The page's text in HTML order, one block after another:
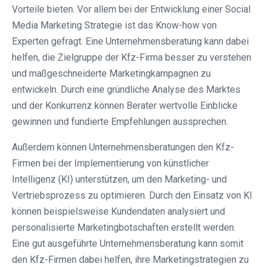
Vorteile bieten. Vor allem bei der Entwicklung einer Social
Media Marketing Strategie ist das Know-how von
Experten gefragt. Eine Unternehmensberatung kann dabei
helfen, die Zielgruppe der Kfz-Firma besser zu verstehen
und maßgeschneiderte Marketingkampagnen zu
entwickeln. Durch eine gründliche Analyse des Marktes
und der Konkurrenz können Berater wertvolle Einblicke
gewinnen und fundierte Empfehlungen aussprechen.
Außerdem können Unternehmensberatungen den Kfz-
Firmen bei der Implementierung von künstlicher
Intelligenz (KI) unterstützen, um den Marketing- und
Vertriebsprozess zu optimieren. Durch den Einsatz von KI
können beispielsweise Kundendaten analysiert und
personalisierte Marketingbotschaften erstellt werden.
Eine gut ausgeführte Unternehmensberatung kann somit
den Kfz-Firmen dabei helfen, ihre Marketingstrategien zu